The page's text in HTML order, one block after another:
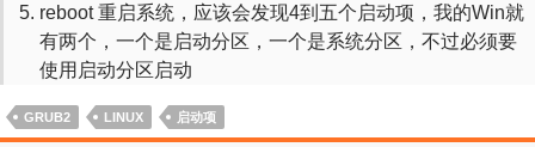
reboot 重启系统，应该会发现4到五个启动项，我的Win就
有两个，一个是启动分区，一个是系统分区，不过必须要
使用启动分区启动
GRUB2 LINUX 启动项